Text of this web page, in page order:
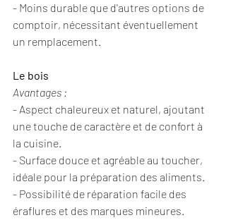
- Moins durable que d'autres options de
comptoir, nécessitant éventuellement
un remplacement.
Le bois
Avantages :
- Aspect chaleureux et naturel, ajoutant
une touche de caractère et de confort à
la cuisine.
- Surface douce et agréable au toucher,
idéale pour la préparation des aliments.
- Possibilité de réparation facile des
éraflures et des marques mineures.